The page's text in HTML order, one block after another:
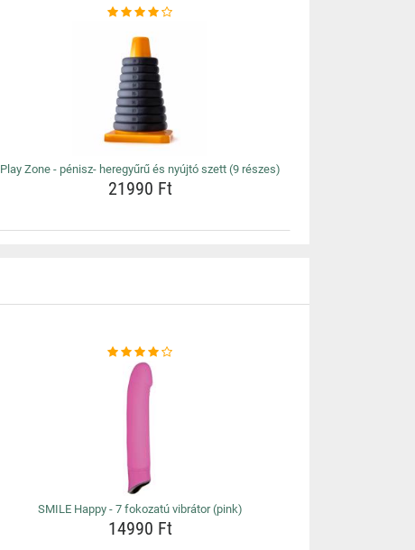
Play Zone - pénisz- heregyűrű és nyújtó szett (9 részes)
21990 Ft
SMILE Happy - 7 fokozatú vibrátor (pink)
14990 Ft